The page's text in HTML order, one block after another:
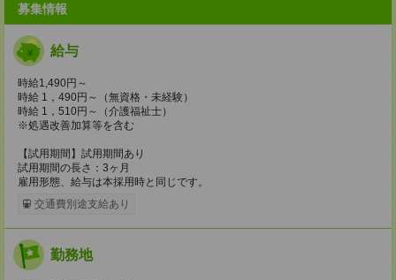
募集情報
給与
時給1,490円～
時給 1，490円～（無資格・未経験）
時給 1，510円～（介護福祉士）
※処遇改善加算等を含む
【試用期間】試用期間あり
試用期間の長さ：3ヶ月
雇用形態、給与は本採用時と同じです。
交通費別途支給あり
勤務地